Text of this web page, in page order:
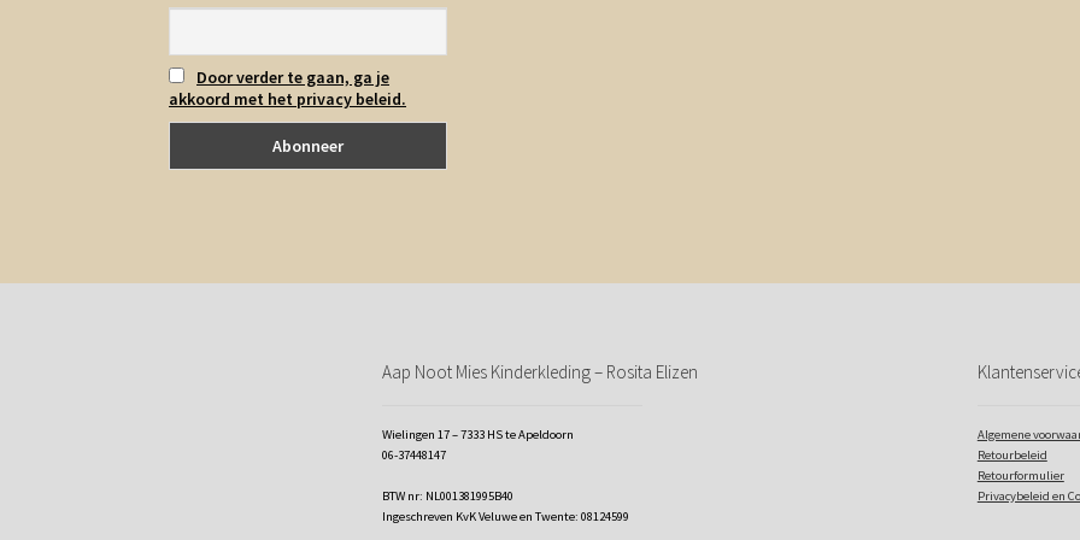
Door verder te gaan, ga je
akkoord met het privacy beleid.
Aap Noot Mies Kinderkleding – Rosita Elizen
Wielingen 17 – 7333 HS te Apeldoorn
06-37448147
BTW nr: NL001381995B40
Ingeschreven KvK Veluwe en Twente: 08124599
Algemene
Retourbeleid
Retourformulier
Privacybeleid en